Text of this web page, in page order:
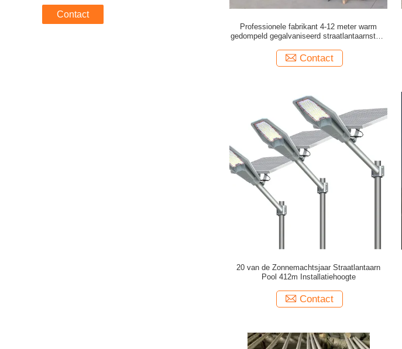
Contact
Professionele fabrikant 4-12 meter warm
gedompeld gegalvaniseerd straatlantaarnstaaf
Contact
20 van de Zonnemachtsjaar Straatlantaarn
Pool 412m Installatiehoogte
Contact